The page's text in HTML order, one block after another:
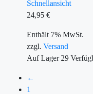
Schnellansicht
24,95 €
Enthält 7% MwSt.
zzgl. Versand
Auf Lager29
←
1